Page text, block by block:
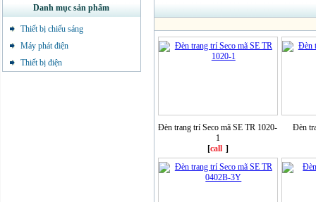
Danh mục sản phẩm
Thiết bị chiếu sáng
Máy phát điện
Thiết bị điện
Đèn trang trí Seco mã SE TR 1020-
1
[call ]
Đèn